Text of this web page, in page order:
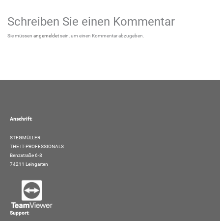
Schreiben Sie einen Kommentar
Sie müssenangemeldetsein, um einen Kommentar abzugeben.
Anschrift:
STEGMÜLLER
THE IT-PROFESSIONALS
Benzstraße 6-8
74211 Leingarten
Support: